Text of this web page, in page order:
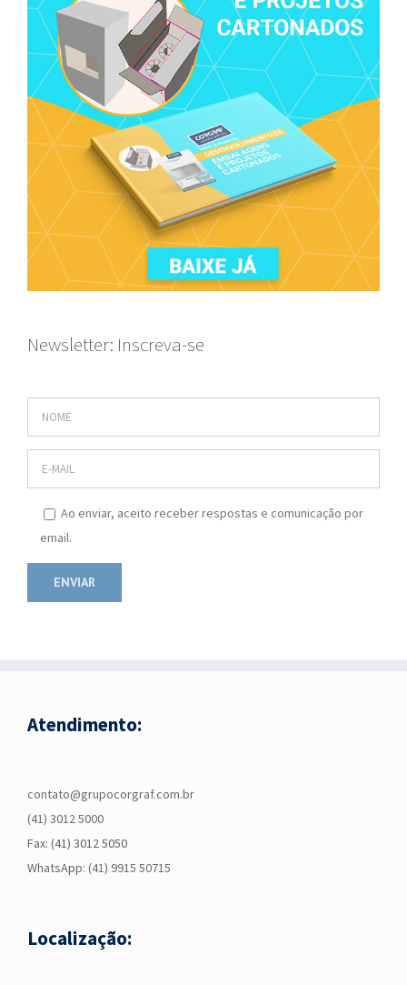
Newsletter: Inscreva-se
Ao enviar, aceito receber respostas e comunicação por
email.
Atendimento:
contato@grupocorgraf.com.br
(41) 3012 5000
Fax: (41) 3012 5050
WhatsApp: (41) 9915 50715
Localização: